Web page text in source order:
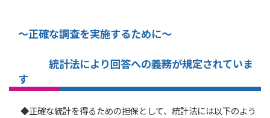
～正確な調査を実施するために～
統計法により回答への義務が規定されていま
す
◆正確な統計を得るための担保として、統計法には以下のよう